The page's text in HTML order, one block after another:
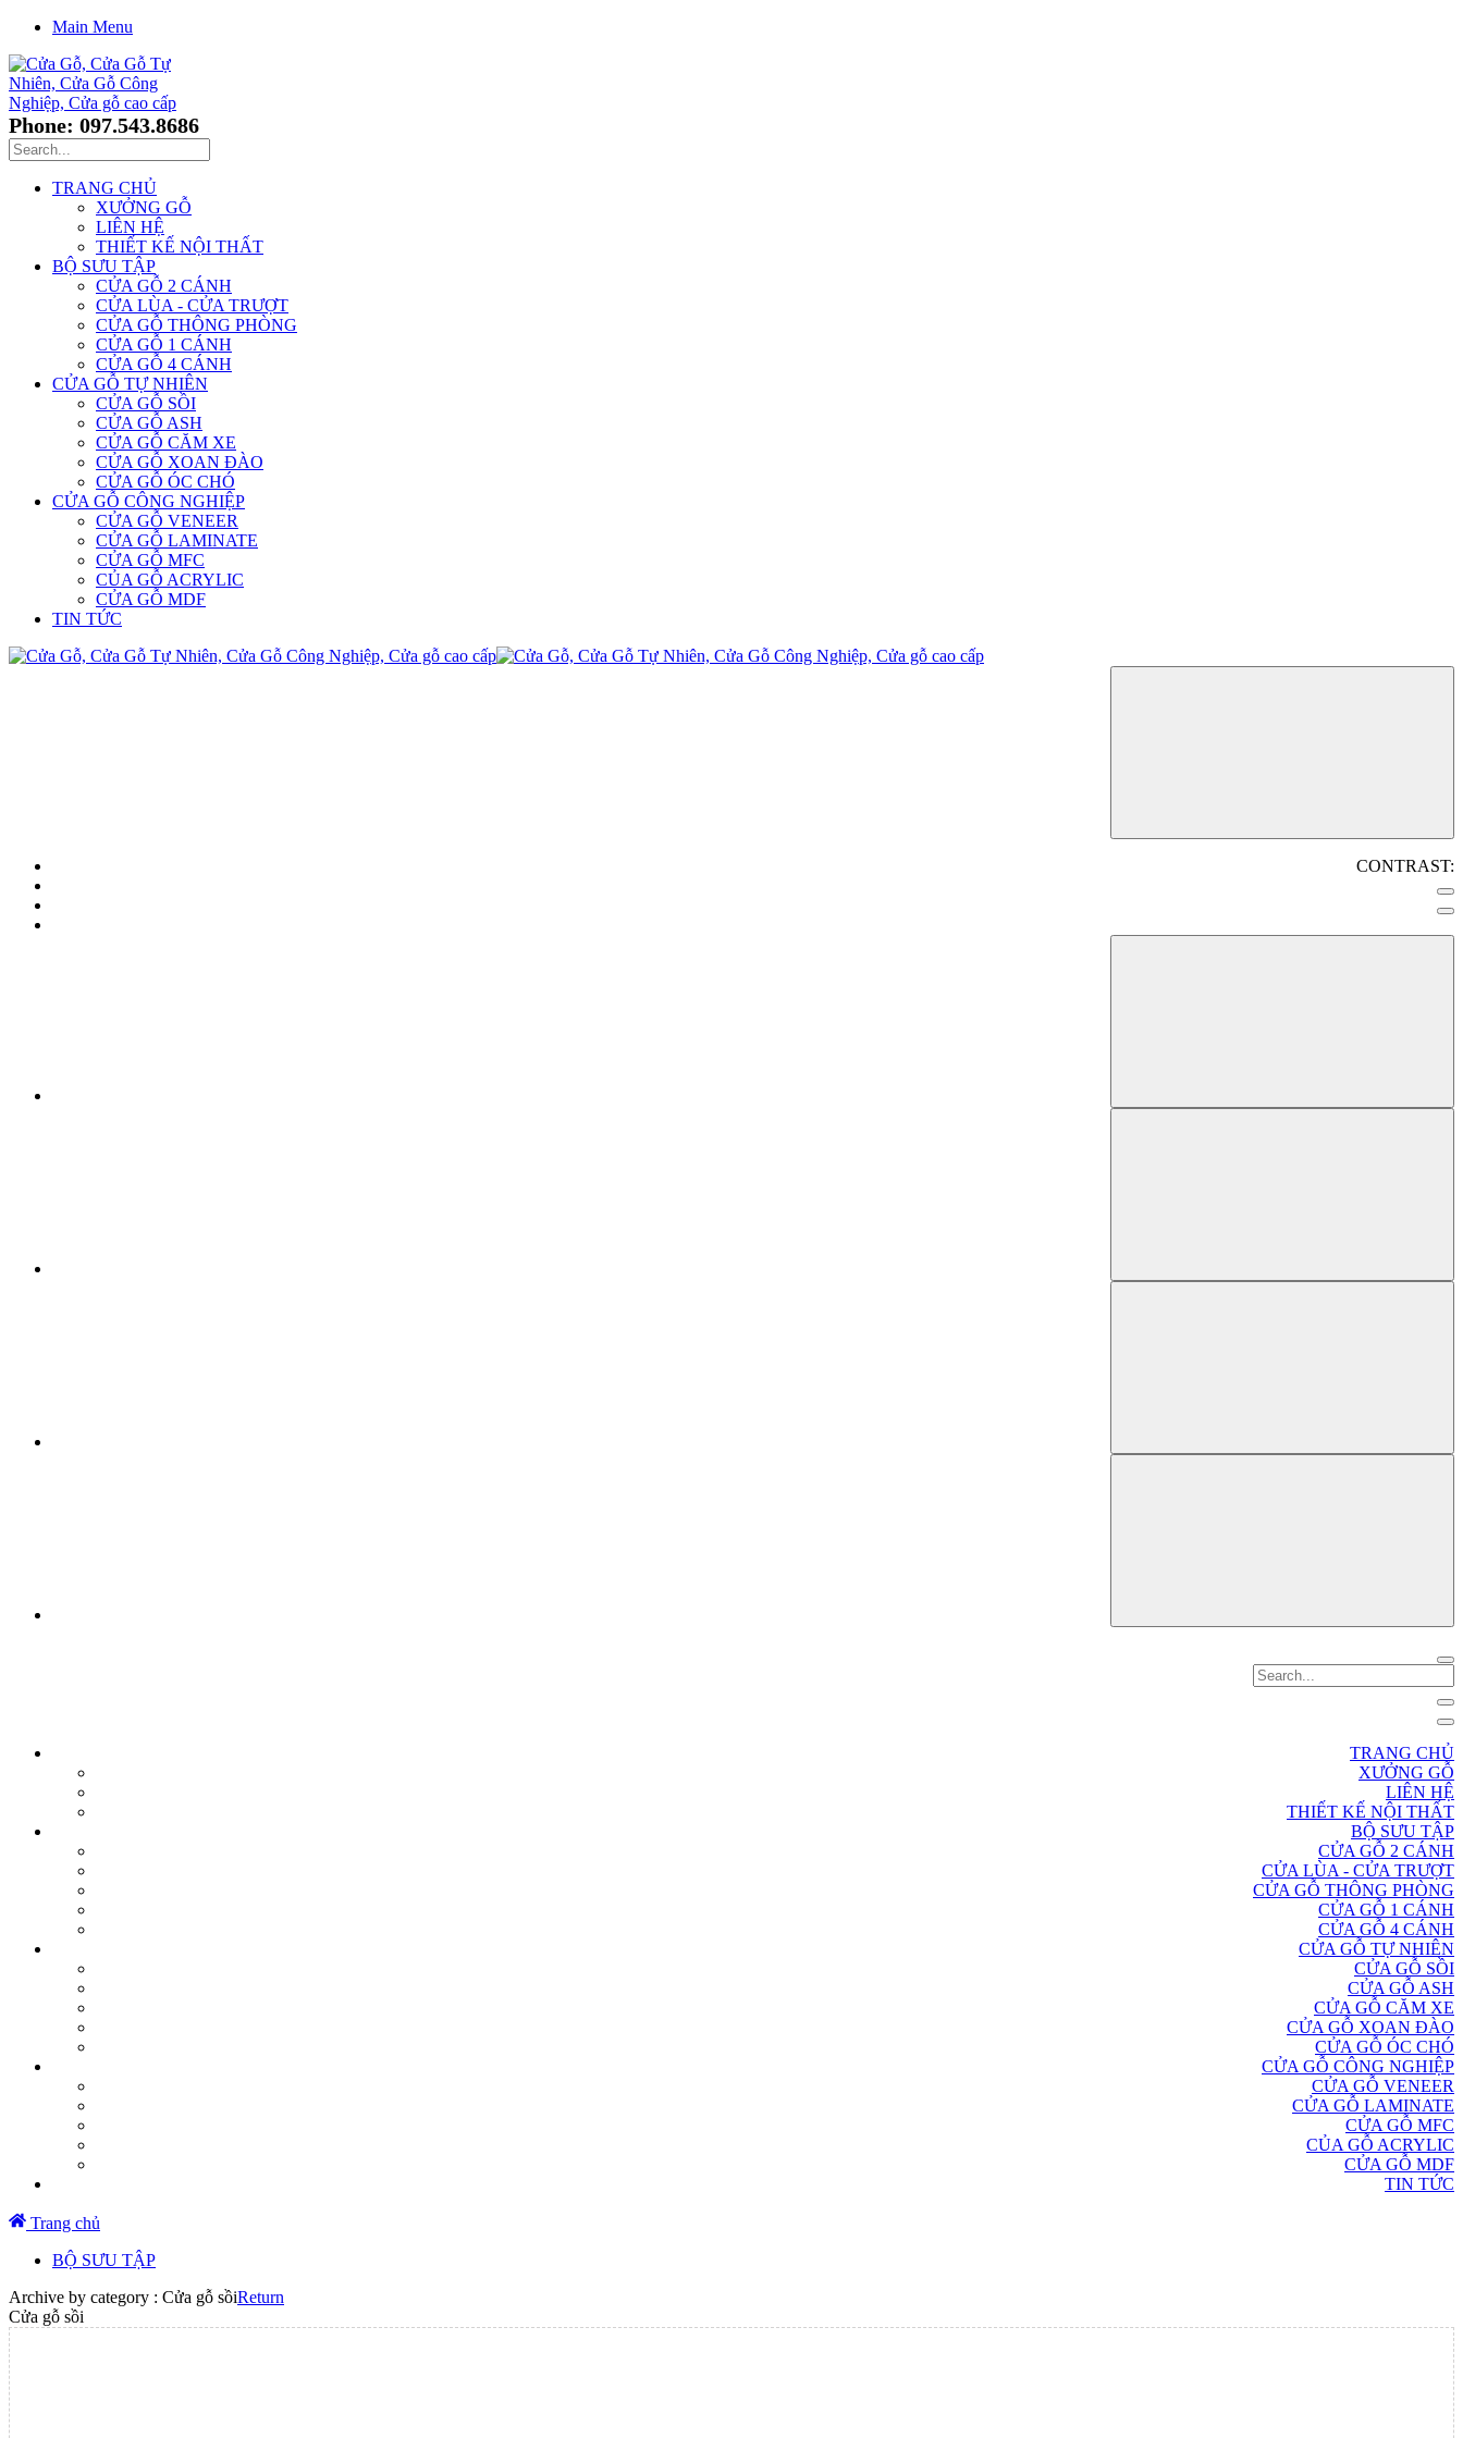
Main Menu
Phone: 097.543.8686
TRANG CHỦ
XƯỞNG GỖ
LIÊN HỆ
THIẾT KẾ NỘI THẤT
BỘ SƯU TẬP
CỬA GỖ 2 CÁNH
CỬA LÙA - CỬA TRƯỢT
CỬA GỖ THÔNG PHÒNG
CỬA GỖ 1 CÁNH
CỬA GỖ 4 CÁNH
CỬA GỖ TỰ NHIÊN
CỬA GỖ SỒI
CỬA GỖ ASH
CỬA GỖ CĂM XE
CỬA GỖ XOAN ĐÀO
CỬA GỖ ÓC CHÓ
CỬA GỖ CÔNG NGHIỆP
CỬA GỖ VENEER
CỬA GỖ LAMINATE
CỬA GỖ MFC
CỦA GỖ ACRYLIC
CỬA GỖ MDF
TIN TỨC
CONTRAST:
TRANG CHỦ
XƯỞNG GỖ
LIÊN HỆ
THIẾT KẾ NỘI THẤT
BỘ SƯU TẬP
CỬA GỖ 2 CÁNH
CỬA LÙA - CỬA TRƯỢT
CỬA GỖ THÔNG PHÒNG
CỬA GỖ 1 CÁNH
CỬA GỖ 4 CÁNH
CỬA GỖ TỰ NHIÊN
CỬA GỖ SỒI
CỬA GỖ ASH
CỬA GỖ CĂM XE
CỬA GỖ XOAN ĐÀO
CỬA GỖ ÓC CHÓ
CỬA GỖ CÔNG NGHIỆP
CỬA GỖ VENEER
CỬA GỖ LAMINATE
CỬA GỖ MFC
CỦA GỖ ACRYLIC
CỬA GỖ MDF
TIN TỨC
Trang chủ
BỘ SƯU TẬP
Archive by category : Cửa gỗ sồiReturn
Cửa gỗ sồi